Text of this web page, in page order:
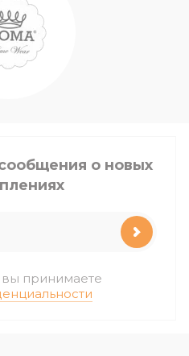
о новых
вы принимаете